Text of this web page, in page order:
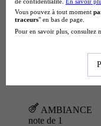
AMBIANCE
note de 1
Vous pouvez à tout moment
traceurs" en bas de page.
Pour en savoir plus, consultez